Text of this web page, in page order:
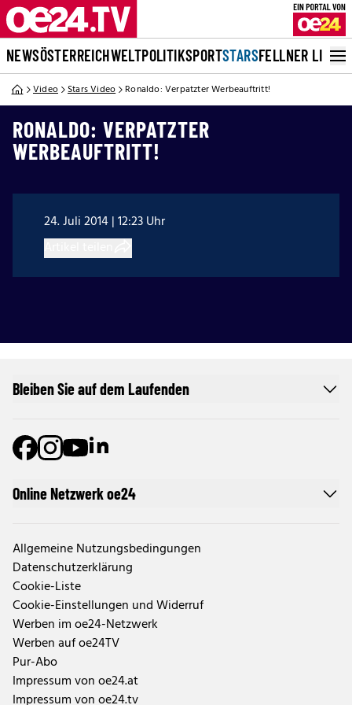
NEWSÖSTERREICHWELTPOLITIKSPORTSTARSFELLNER LIVE
Video Stars Video Ronaldo: Verpatzter Werbeauftritt!
RONALDO: VERPATZTER
WERBEAUFTRITT!
24. Juli 2014 | 12:23 Uhr
Online Netzwerk oe24
Allgemeine Nutzungsbedingungen
Datenschutzerklärung
Cookie-Liste
Cookie-Einstellungen und Widerruf
Werben im oe24-Netzwerk
Werben auf oe24TV
Pur-Abo
Impressum von oe24.at
Impressum von oe24.tv
Bleiben Sie auf dem Laufenden